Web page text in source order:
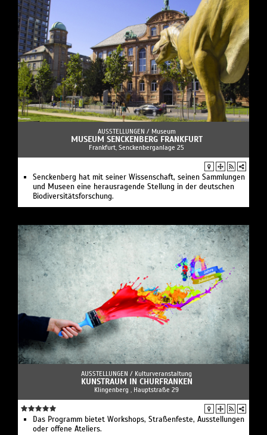
AUSSTELLUNGEN / Museum
MUSEUM SENCKENBERG FRANKFURT
Frankfurt, Senckenberganlage 25
Senckenberg hat mit seiner Wissenschaft, seinen Sammlungen
und Museen eine herausragende Stellung in der deutschen
Biodiversitätsforschung.
AUSSTELLUNGEN / Kulturveranstaltung
KUNSTRAUM IN CHURFRANKEN
Klingenberg , Hauptstraße 29
Das Programm bietet Workshops, Straßenfeste, Ausstellungen
oder offene Ateliers.